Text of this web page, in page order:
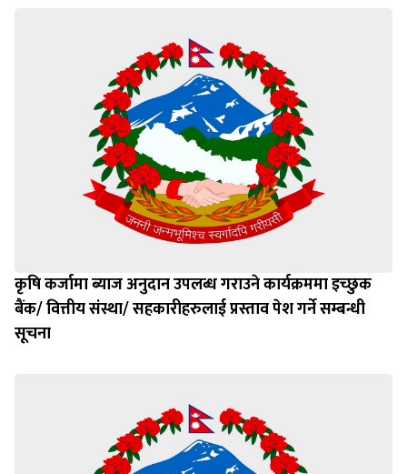
कृषि कर्जामा ब्याज अनुदान उपलब्ध गराउने कार्यक्रममा इच्छुक
बैंक/ वित्तीय संस्था/ सहकारीहरुलाई प्रस्ताव पेश गर्ने सम्बन्धी
सूचना